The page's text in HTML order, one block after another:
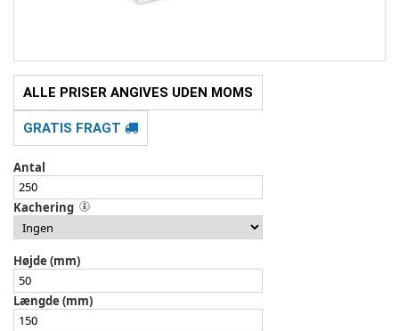
ALLE PRISER ANGIVES UDEN MOMS
GRATIS FRAGT
Antal
Kachering
Højde (mm)
Længde (mm)